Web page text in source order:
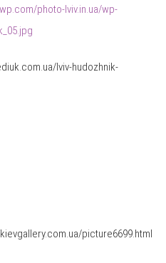
photo-lviv.in.ua/wp-
lviv-hudozhnik-
picture6699.html